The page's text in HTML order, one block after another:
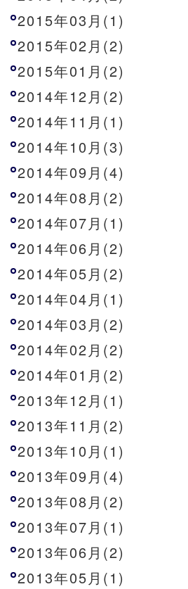
2015年03月(1)
2015年02月(2)
2015年01月(2)
2014年12月(2)
2014年11月(1)
2014年10月(3)
2014年09月(4)
2014年08月(2)
2014年07月(1)
2014年06月(2)
2014年05月(2)
2014年04月(1)
2014年03月(2)
2014年02月(2)
2014年01月(2)
2013年12月(1)
2013年11月(2)
2013年10月(1)
2013年09月(4)
2013年08月(2)
2013年07月(1)
2013年06月(2)
2013年05月(1)